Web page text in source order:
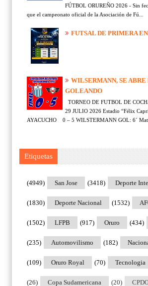
FÚTBOL ORUREÑO 2026 - Sin
que el campeonato oficial de la Asociación de Fú...
FUTSAL DE PRIMERA
WILSERMANN, SE ABRE
GOLEANDO
TORNEO DE FUTBOL DE
29 JULIO 2026 Estadio “Félix
AYACUCHO 0 – 5 WILSTERMANN GOL: 6´
Etiquetas
San Jose
(4949) Deporte
(3418)
Deporte Nacional
(1830) (1532)
LFPB
(1502) Oruro
(917) (434)
Automovilismo
(235) (182)
Oruro Royal
(109) Tecnologia
(70)
Copa Sudamericana
(26) (20)